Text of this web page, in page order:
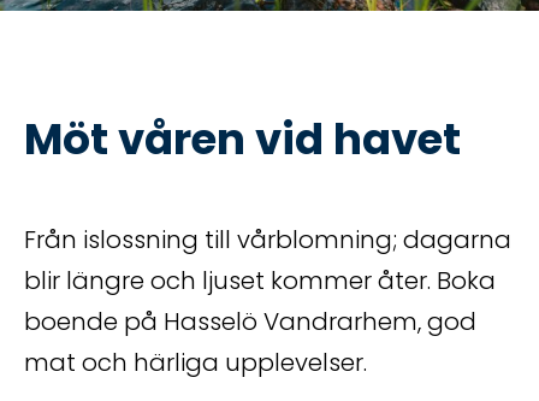
Möt våren vid havet
Från islossning till vårblomning; dagarna
blir längre och ljuset kommer åter. Boka
boende på Hasselö Vandrarhem, god
mat och härliga upplevelser.